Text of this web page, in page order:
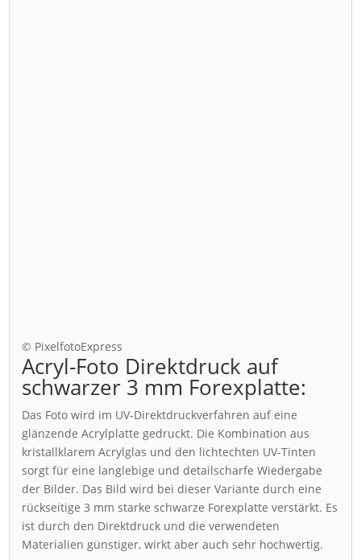
© PixelfotoExpress
Acryl-Foto Direktdruck auf
schwarzer 3 mm Forexplatte:
Das Foto wird im UV-Direktdruckverfahren auf eine
glänzende Acrylplatte gedruckt. Die Kombination aus
kristallklarem Acrylglas und den lichtechten UV-Tinten
sorgt für eine langlebige und detailscharfe Wiedergabe
der Bilder. Das Bild wird bei dieser Variante durch eine
rückseitige 3 mm starke schwarze Forexplatte verstärkt. Es
ist durch den Direktdruck und die verwendeten
Materialien günstiger, wirkt aber auch sehr hochwertig.